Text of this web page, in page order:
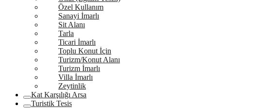
Özel Kullanım
Sanayi İmarlı
Sit Alanı
Tarla
Ticari İmarlı
Toplu Konut İçin
Turizm/Konut Alanı
Turizm İmarlı
Villa İmarlı
Zeytinlik
Kat Karşılığı Arsa
Turistik Tesis